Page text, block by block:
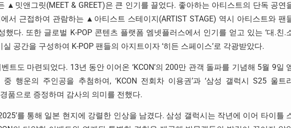
▲밋앤그릿(MEET & GREET)은 큰 인기를 끌었다. 좋아하는 아티스트의 단독 공연
서 근접하여 관람하는 ▲아티스트 스테이지(ARTIST STAGE) 역시 아티스트와 팬
했다. 또한 글로벌 K-POP 콘텐츠 플랫폼 엠넷플러스에서 인기를 얻고 있는 ‘대.친.
공간을 구성하여 K-POP 팬들의 아지트이자 ‘히든 스페이스’로 각광받았다.
트도 마련되었다. 13년 동안 이어온 ‘KCON’의 200만 관객 돌파를 기념해 5월 9일
행운의 주인공을 추첨하여, ‘KCON 전회차 이용권’과 ‘삼성 갤럭시 S25 울트
품으로 증정하며 감사의 의미를 전했다.
를 통해 일본 현지에 강렬한 인상을 남겼다. 삼성 갤럭시는 작년에 이어 타이틀